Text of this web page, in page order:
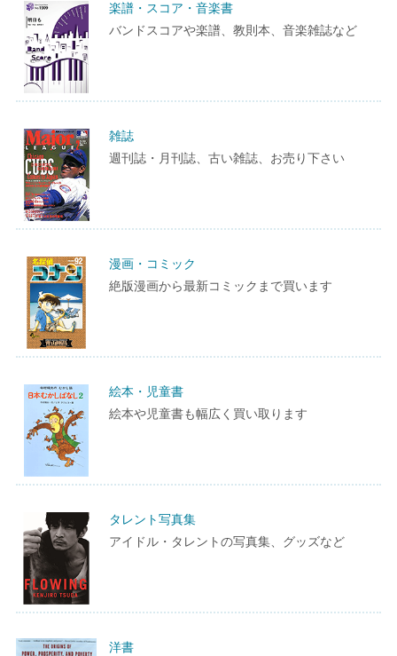
楽譜・スコア・音楽書
バンドスコアや楽譜、教則本、音楽雑誌など
雑誌
週刊誌・月刊誌、古い雑誌、お売り下さい
漫画・コミック
絶版漫画から最新コミックまで買います
絵本・児童書
絵本や児童書も幅広く買い取ります
タレント写真集
アイドル・タレントの写真集、グッズなど
洋書